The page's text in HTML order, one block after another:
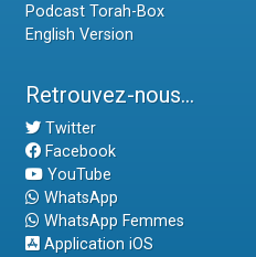
Podcast Torah-Box
English Version
Retrouvez-nous...
Twitter
Facebook
YouTube
WhatsApp
WhatsApp Femmes
Application iOS